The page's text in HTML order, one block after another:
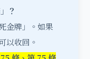
？
金牌」。如果
以收回。